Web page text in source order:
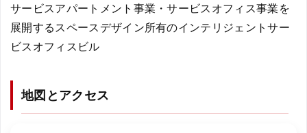
サービスアパートメント事業・サービスオフィス事業を
展開するスペースデザイン所有のインテリジェントサー
ビスオフィスビル
地図とアクセス